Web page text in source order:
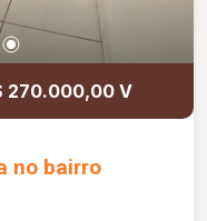
270.000,00 V
no bairro